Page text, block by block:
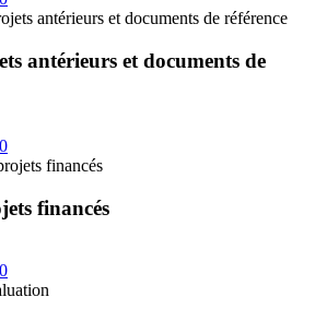
antérieurs et documents de référence
antérieurs et documents de
financés
financés